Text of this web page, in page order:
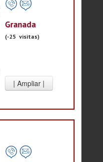
Granada
(-25 visitas)